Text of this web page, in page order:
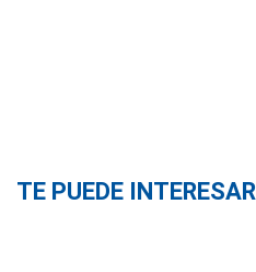
TE PUEDE INTERESAR